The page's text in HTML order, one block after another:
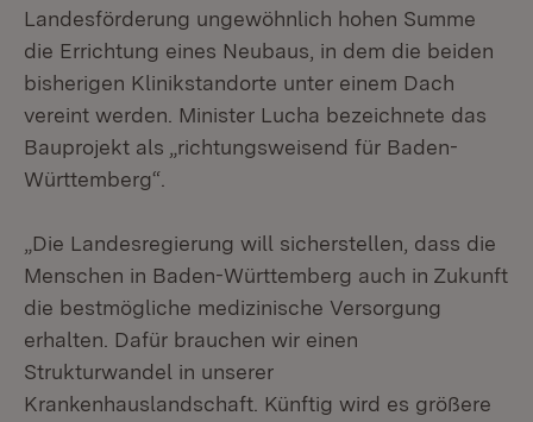
Landesförderung ungewöhnlich hohen Summe
die Errichtung eines Neubaus, in dem die beiden
bisherigen Klinikstandorte unter einem Dach
vereint werden. Minister Lucha bezeichnete das
Bauprojekt als „richtungsweisend für Baden-
Württemberg“.
„Die Landesregierung will sicherstellen, dass die
Menschen in Baden-Württemberg auch in Zukunft
die bestmögliche medizinische Versorgung
erhalten. Dafür brauchen wir einen
Strukturwandel in unserer
Krankenhauslandschaft. Künftig wird es größere